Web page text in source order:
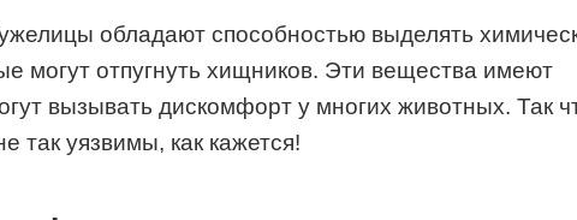
обладают способностью выделять
могут отпугнуть хищников. Эти вещества имеют
вызывать дискомфорт у многих животных. Так
так уязвимы, как кажется!